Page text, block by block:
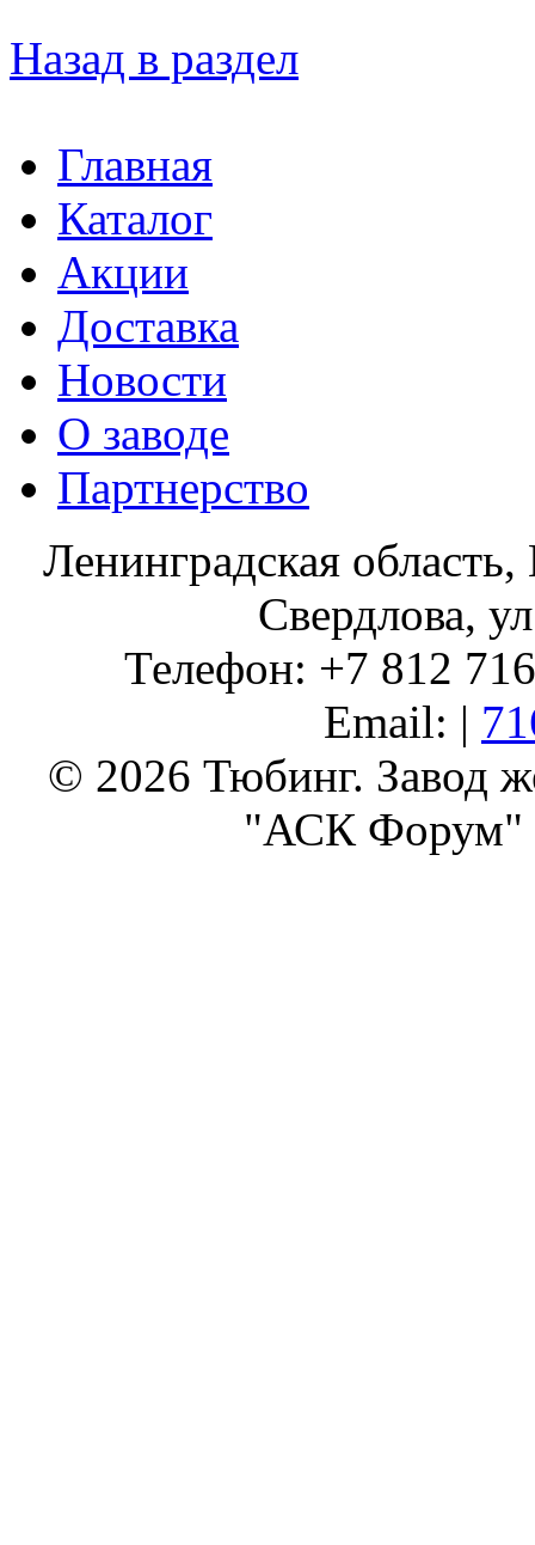
Назад в раздел
Главная
Каталог
Акции
Доставка
Новости
О заводе
Партнерство
Ленинградская
Свердлова,
Телефон: +7 812
Email: |
© 2026 Тюбинг. Завод
"АСК Форум"